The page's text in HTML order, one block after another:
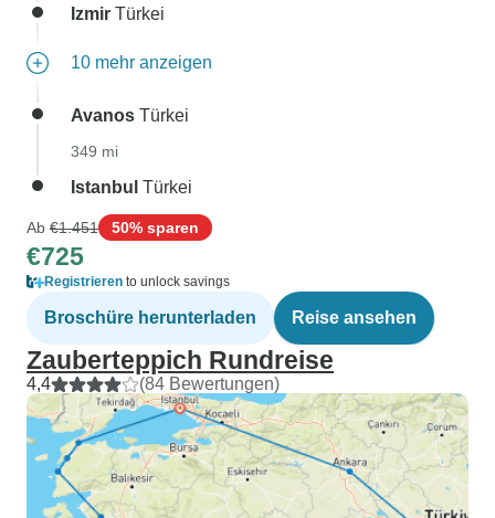
Izmir Türkei
10 mehr anzeigen
Avanos Türkei
349 mi
Istanbul Türkei
Ab €1.451 50% sparen
€725
Registrieren to unlock savings
Broschüre herunterladen Reise ansehen
Zauberteppich Rundreise
4,4 (84 Bewertungen)